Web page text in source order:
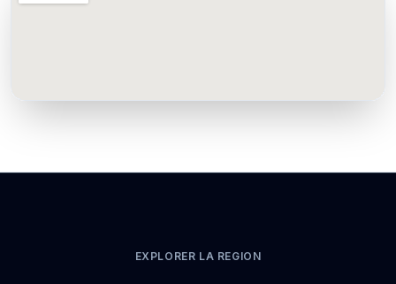
EXPLORER LA REGION